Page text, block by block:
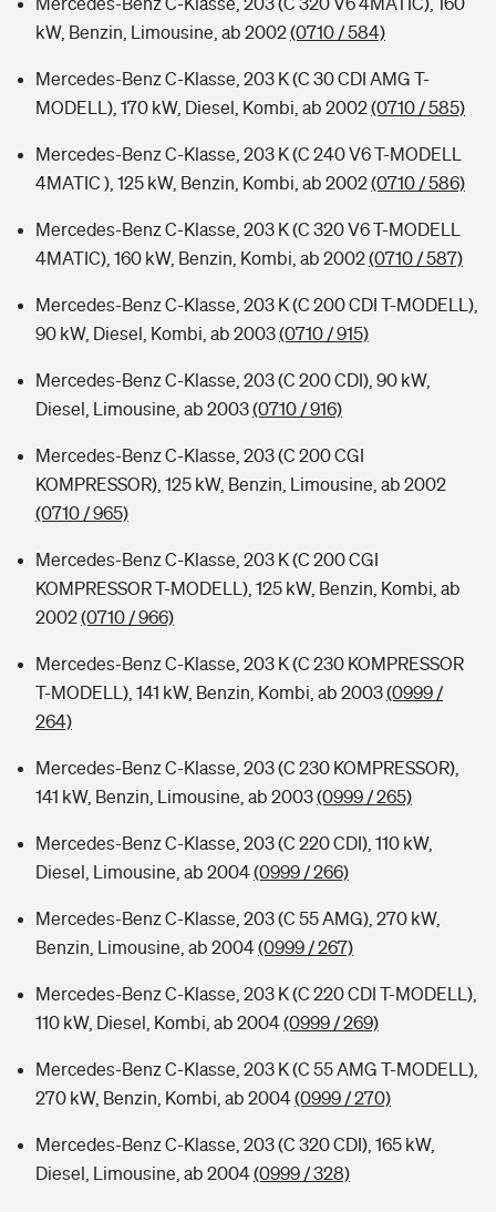
kW, Benzin, Limousine, ab 2002(0710 / 584)
Mercedes-Benz C-Klasse, 203 K (C 30 CDI AMG T-
MODELL), 170 kW, Diesel, Kombi, ab 2002(0710 / 585)
Mercedes-Benz C-Klasse, 203 K (C 240 V6 T-MODELL
4MATIC ), 125 kW, Benzin, Kombi, ab 2002(0710 / 586)
Mercedes-Benz C-Klasse, 203 K (C 320 V6 T-MODELL
4MATIC), 160 kW, Benzin, Kombi, ab 2002(0710 / 587)
Mercedes-Benz C-Klasse, 203 K (C 200 CDI T-MODELL),
90 kW, Diesel, Kombi, ab 2003(0710 / 915)
Mercedes-Benz C-Klasse, 203 (C 200 CDI), 90 kW,
Diesel, Limousine, ab 2003(0710 / 916)
Mercedes-Benz C-Klasse, 203 (C 200 CGI
KOMPRESSOR), 125 kW, Benzin, Limousine, ab 2002
(0710 / 965)
Mercedes-Benz C-Klasse, 203 K (C 200 CGI
KOMPRESSOR T-MODELL), 125 kW, Benzin, Kombi, ab
2002(0710 / 966)
Mercedes-Benz C-Klasse, 203 K (C 230 KOMPRESSOR
T-MODELL), 141 kW, Benzin, Kombi, ab 2003(0999 /
264)
Mercedes-Benz C-Klasse, 203 (C 230 KOMPRESSOR),
141 kW, Benzin, Limousine, ab 2003(0999 / 265)
Mercedes-Benz C-Klasse, 203 (C 220 CDI), 110 kW,
Diesel, Limousine, ab 2004(0999 / 266)
Mercedes-Benz C-Klasse, 203 (C 55 AMG), 270 kW,
Benzin, Limousine, ab 2004(0999 / 267)
Mercedes-Benz C-Klasse, 203 K (C 220 CDI T-MODELL),
110 kW, Diesel, Kombi, ab 2004(0999 / 269)
Mercedes-Benz C-Klasse, 203 K (C 55 AMG T-MODELL),
270 kW, Benzin, Kombi, ab 2004(0999 / 270)
Mercedes-Benz C-Klasse, 203 (C 320 CDI), 165 kW,
Diesel, Limousine, ab 2004(0999 / 328)